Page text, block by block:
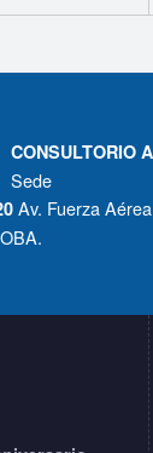
CONSULTORIO
Sede
Av. Fuerza